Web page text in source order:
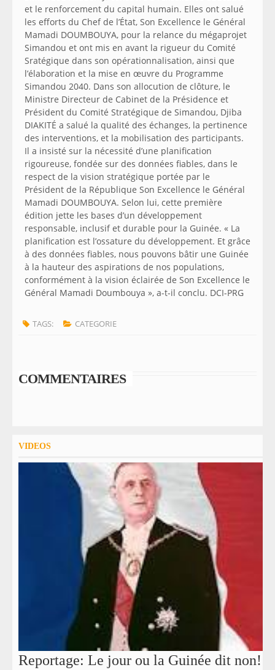
et le renforcement du capital humain. Elles ont salué
les efforts du Chef de l’État, Son Excellence le Général
Mamadi DOUMBOUYA, pour la relance du mégaprojet
Simandou et ont mis en avant la rigueur du Comité
Sratégique dans son opérationnalisation, ainsi que
l’élaboration et la mise en œuvre du Programme
Simandou 2040. Dans son allocution de clôture, le
Ministre Directeur de Cabinet de la Présidence et
Président du Comité Stratégique de Simandou, Djiba
DIAKITÉ a salué la qualité des échanges, la pertinence
des interventions, et la mobilisation des participants.
Il a insisté sur la nécessité d’une planification
rigoureuse, fondée sur des données fiables, dans le
respect de la vision stratégique portée par le
Président de la République Son Excellence le Général
Mamadi DOUMBOUYA. Selon lui, cette première
édition jette les bases d’un développement
responsable, inclusif et durable pour la Guinée. « La
planification est l’ossature du développement. Et grâce
à des données fiables, nous pouvons bâtir une Guinée
à la hauteur des aspirations de nos populations,
conformément à la vision éclairée de Son Excellence le
Général Mamadi Doumbouya », a-t-il conclu. DCI-PRG
TAGS: CATEGORIE
COMMENTAIRES
VIDEOS
Reportage: Le jour ou la Guinée dit non!